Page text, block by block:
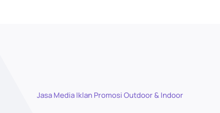
Jasa Media Iklan Promosi Outdoor & Indoor